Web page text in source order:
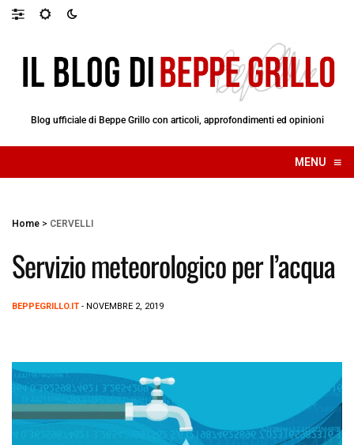
Blog ufficiale di Beppe Grillo con articoli, approfondimenti ed opinioni
MENU ≡
☰
Home > CERVELLI
Servizio meteorologico per l’acqua
BEPPEGRILLO.IT - NOVEMBRE 2, 2019